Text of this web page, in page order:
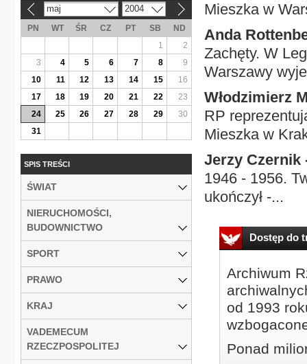
Mieszka w
Anda
Zachęty. W
Warszawy
Włodzimierz
RP
Mieszka w
Jerzy Czernik
1946 - 1956.
ukończył -...
Dostęp do
Archiwum
od 1993
Ponad
maj 2004
PN WT ŚR CZ PT SB
ND
1
2
3
4 5 6 7 8
9
10
11 12 13 14 15
16
17
18 19 20 21 22
23
24
25 26 27 28 29
30
31
SPIS TREŚCI
ŚWIAT
NIERUCHOMOŚCI,
BUDOWNICTWO
SPORT
PRAWO
KRAJ
VADEMECUM
RZECZPOSPOLITEJ